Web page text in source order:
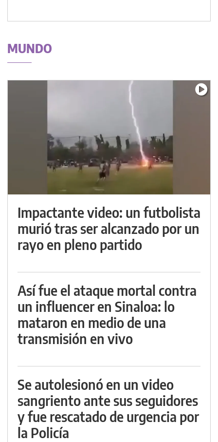
MUNDO
Impactante video: un futbolista
murió tras ser alcanzado por un
rayo en pleno partido
Así fue el ataque mortal contra
un influencer en Sinaloa: lo
mataron en medio de una
transmisión en vivo
Se autolesionó en un video
sangriento ante sus seguidores
y fue rescatado de urgencia por
la Policía